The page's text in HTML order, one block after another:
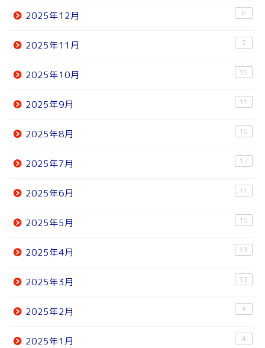
2025年12月 6
2025年11月 2
2025年10月 10
2025年9月 11
2025年8月 10
2025年7月 12
2025年6月 11
2025年5月 18
2025年4月 13
2025年3月 13
2025年2月 4
2025年1月 4